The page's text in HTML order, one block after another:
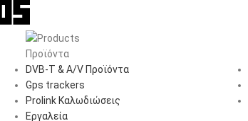
Προϊόντα
DVB-T & A/V Προϊόντα
Gps trackers
Prolink Καλωδιώσεις
Εργαλεία